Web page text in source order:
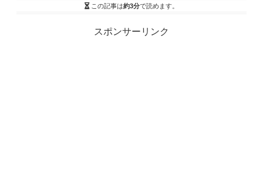
この記事は約3分で読めます。
スポンサーリンク